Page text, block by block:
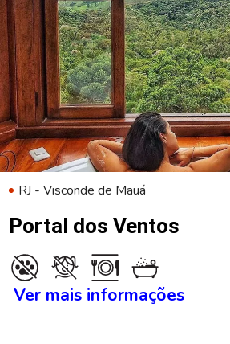
RJ - Visconde de Mauá
Portal dos Ventos
Ver mais informações